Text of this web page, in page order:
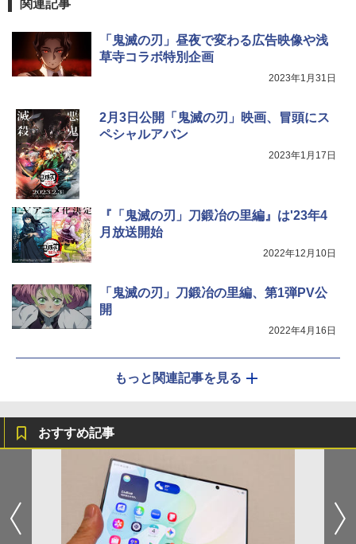
関連記事
「鬼滅の刃」昼夜で変わる広告映像や浅
草寺コラボ特別企画
2023年1月31日
2月3日公開「鬼滅の刃」映画、冒頭にス
ペシャルアバン
2023年1月17日
『「鬼滅の刃」刀鍛冶の里編』は'23年4
月放送開始
2022年12月10日
「鬼滅の刃」刀鍛冶の里編、第1弾PV公
開
2022年4月16日
もっと関連記事を見る
おすすめ記事